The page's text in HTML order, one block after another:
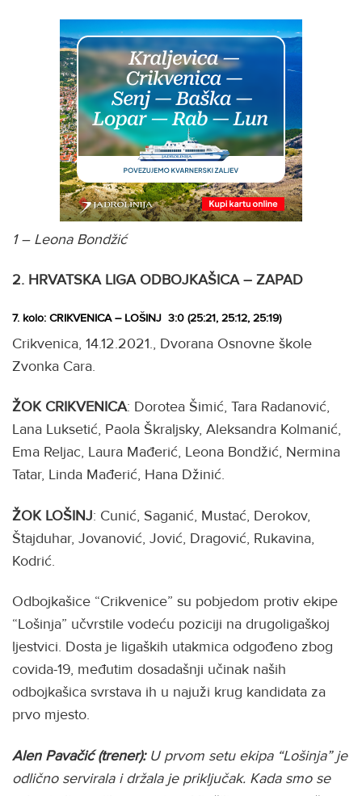
1 – Leona Bondžić
2. HRVATSKA LIGA ODBOJKAŠICA – ZAPAD
7. kolo: CRIKVENICA – LOŠINJ 3:0 (25:21, 25:12, 25:19)
Crikvenica, 14.12.2021., Dvorana Osnovne škole
Zvonka Cara.
ŽOK CRIKVENICA: Dorotea Šimić, Tara Radanović,
Lana Luksetić, Paola Škraljsky, Aleksandra Kolmanić,
Ema Reljac, Laura Mađerić, Leona Bondžić, Nermina
Tatar, Linda Mađerić, Hana Džinić.
ŽOK LOŠINJ: Cunić, Saganić, Mustać, Derokov,
Štajduhar, Jovanović, Jović, Dragović, Rukavina,
Kodrić.
Odbojkašice “Crikvenice” su pobjedom protiv ekipe
“Lošinja” učvrstile vodeću poziciji na drugoligaškoj
ljestvici. Dosta je ligaških utakmica odgođeno zbog
covida-19, međutim dosadašnji učinak naših
odbojkašica svrstava ih u najuži krug kandidata za
prvo mjesto.
Alen Pavačić (trener): U prvom setu ekipa “Lošinja” je
odlično servirala i držala je priključak. Kada smo se